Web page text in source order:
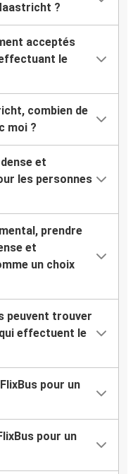
?
acceptés
le
combien de
moi ?
et
les personnes
prendre
et
un choix
peuvent trouver
effectuent le
pour un
pour un